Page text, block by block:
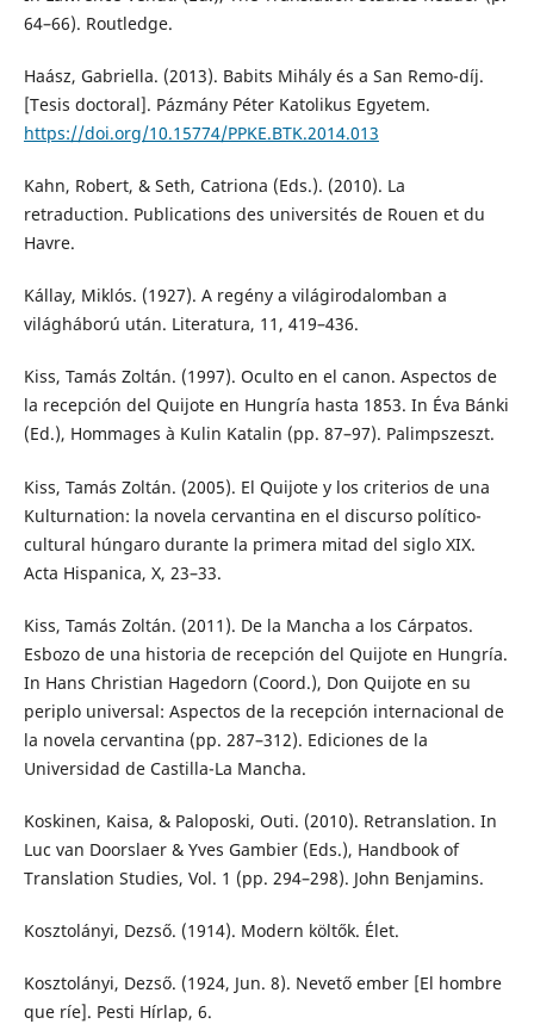
64–66). Routledge.
Haász, Gabriella. (2013). Babits Mihály és a San Remo-díj.
[Tesis doctoral]. Pázmány Péter Katolikus Egyetem.
https://doi.org/10.15774/PPKE.BTK.2014.013
Kahn, Robert, & Seth, Catriona (Eds.). (2010). La
retraduction. Publications des universités de Rouen et du
Havre.
Kállay, Miklós. (1927). A regény a világirodalomban a
világháború után. Literatura, 11, 419–436.
Kiss, Tamás Zoltán. (1997). Oculto en el canon. Aspectos de
la recepción del Quijote en Hungría hasta 1853. In Éva Bánki
(Ed.), Hommages à Kulin Katalin (pp. 87–97). Palimpszeszt.
Kiss, Tamás Zoltán. (2005). El Quijote y los criterios de una
Kulturnation: la novela cervantina en el discurso político-
cultural húngaro durante la primera mitad del siglo XIX.
Acta Hispanica, X, 23–33.
Kiss, Tamás Zoltán. (2011). De la Mancha a los Cárpatos.
Esbozo de una historia de recepción del Quijote en Hungría.
In Hans Christian Hagedorn (Coord.), Don Quijote en su
periplo universal: Aspectos de la recepción internacional de
la novela cervantina (pp. 287–312). Ediciones de la
Universidad de Castilla-La Mancha.
Koskinen, Kaisa, & Paloposki, Outi. (2010). Retranslation. In
Luc van Doorslaer & Yves Gambier (Eds.), Handbook of
Translation Studies, Vol. 1 (pp. 294–298). John Benjamins.
Kosztolányi, Dezső. (1914). Modern költők. Élet.
Kosztolányi, Dezső. (1924, Jun. 8). Nevető ember [El hombre
que ríe]. Pesti Hírlap, 6.